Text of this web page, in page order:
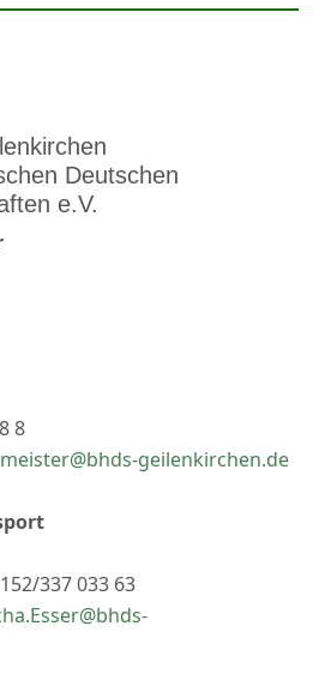
Deutschen
e.V.
8
geilenkirchen.de
337 033 63